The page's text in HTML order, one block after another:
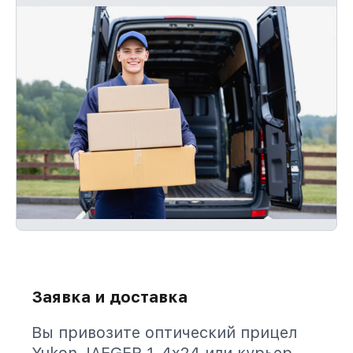
Заявка и доставка
Вы привозите оптический прицел